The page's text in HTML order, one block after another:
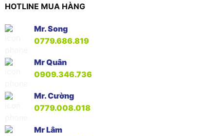
HOTLINE MUA HÀNG
Mr. Song
0779.686.819
Mr Quân
0909.346.736
Mr. Cường
0779.008.018
Mr Lâm